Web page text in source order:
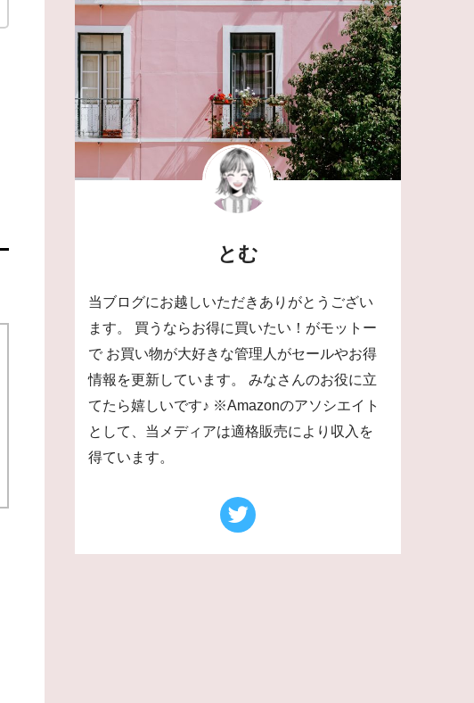
とむ
当ブログにお越しいただきありがとうござい
ます。 買うならお得に買いたい！がモットー
で お買い物が大好きな管理人がセールやお得
情報を更新しています。 みなさんのお役に立
てたら嬉しいです♪ ※Amazonのアソシエイト
として、当メディアは適格販売により収入を
得ています。